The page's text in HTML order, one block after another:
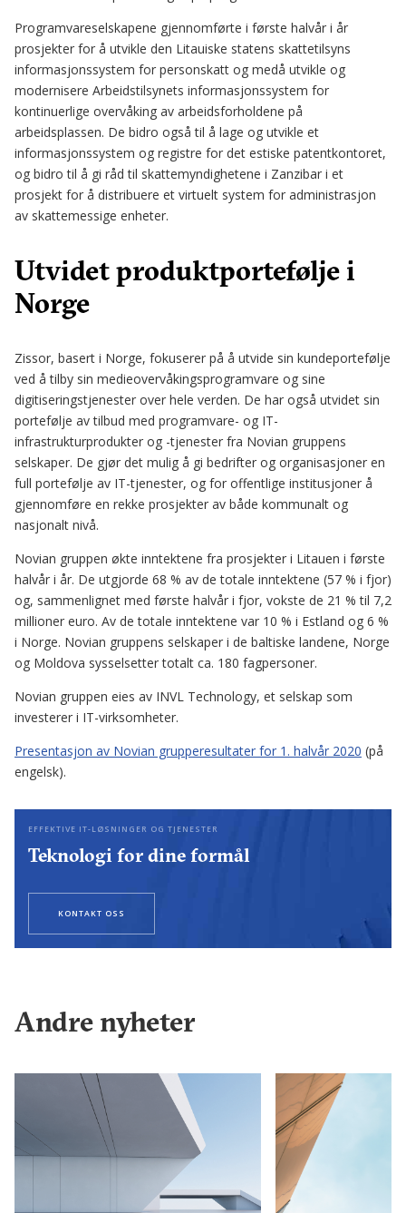
Programvareselskapene gjennomførte i første halvår i år
prosjekter for å utvikle den Litauiske statens skattetilsyns
informasjonssystem for personskatt og medå utvikle og
modernisere Arbeidstilsynets informasjonssystem for
kontinuerlige overvåking av arbeidsforholdene på
arbeidsplassen. De bidro også til å lage og utvikle et
informasjonssystem og registre for det estiske patentkontoret,
og bidro til å gi råd til skattemyndighetene i Zanzibar i et
prosjekt for å distribuere et virtuelt system for administrasjon
av skattemessige enheter.
Utvidet produktportefølje i
Norge
Zissor, basert i Norge, fokuserer på å utvide sin kundeportefølje
ved å tilby sin medieovervåkingsprogramvare og sine
digitiseringstjenester over hele verden. De har også utvidet sin
portefølje av tilbud med programvare- og IT-
infrastrukturprodukter og -tjenester fra Novian gruppens
selskaper. De gjør det mulig å gi bedrifter og organisasjoner en
full portefølje av IT-tjenester, og for offentlige institusjoner å
gjennomføre en rekke prosjekter av både kommunalt og
nasjonalt nivå.
Novian gruppen økte inntektene fra prosjekter i Litauen i første
halvår i år. De utgjorde 68 % av de totale inntektene (57 % i fjor)
og, sammenlignet med første halvår i fjor, vokste de 21 % til 7,2
millioner euro. Av de totale inntektene var 10 % i Estland og 6 %
i Norge. Novian gruppens selskaper i de baltiske landene, Norge
og Moldova sysselsetter totalt ca. 180 fagpersoner.
Novian gruppen eies av INVL Technology, et selskap som
investerer i IT-virksomheter.
Presentasjon av Novian grupperesultater for 1. halvår 2020 (på
engelsk).
EFFEKTIVE IT-LØSNINGER OG TJENESTER
Teknologi for dine formål
KONTAKT OSS
Andre nyheter